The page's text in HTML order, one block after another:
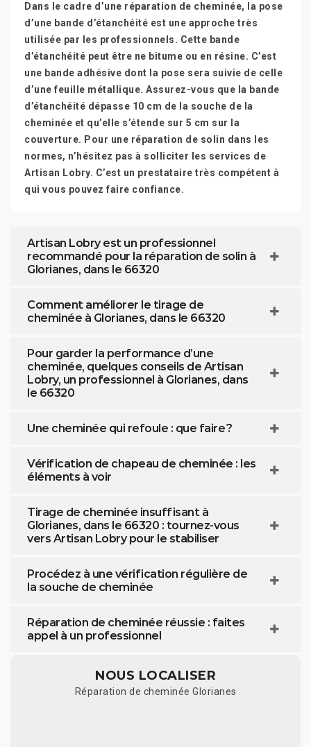
Dans le cadre d’une réparation de cheminée, la pose
d’une bande d’étanchéité est une approche très
utilisée par les professionnels. Cette bande
d’étanchéité peut être ne bitume ou en résine. C’est
une bande adhésive dont la pose sera suivie de celle
d’une feuille métallique. Assurez-vous que la bande
d’étanchéité dépasse 10 cm de la souche de la
cheminée et qu’elle s’étende sur 5 cm sur la
couverture. Pour une réparation de solin dans les
normes, n’hésitez pas à solliciter les services de
Artisan Lobry. C’est un prestataire très compétent à
qui vous pouvez faire confiance.
Artisan Lobry est un professionnel
recommandé pour la réparation de solin à
Glorianes, dans le 66320
Comment améliorer le tirage de
cheminée à Glorianes, dans le 66320
Pour garder la performance d’une
cheminée, quelques conseils de Artisan
Lobry, un professionnel à Glorianes, dans
le 66320
Une cheminée qui refoule : que faire ?
Vérification de chapeau de cheminée : les
éléments à voir
Tirage de cheminée insuffisant à
Glorianes, dans le 66320 : tournez-vous
vers Artisan Lobry pour le stabiliser
Procédez à une vérification régulière de
la souche de cheminée
Réparation de cheminée réussie : faites
appel à un professionnel
NOUS LOCALISER
Réparation de cheminée Glorianes